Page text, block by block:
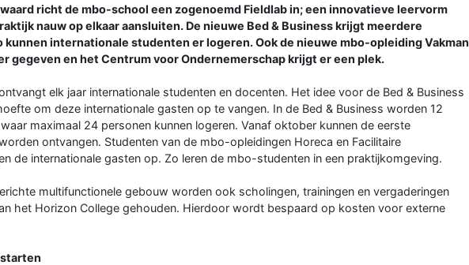
richt de mbo-school een zogenoemd Fieldlab in; een innovatieve leervorm
nauw op elkaar aansluiten. De nieuwe Bed & Business krijgt meerdere
internationale studenten er logeren. Ook de nieuwe mbo-opleiding Vakman
gegeven en het Centrum voor Ondernemerschap krijgt er een plek.
elk jaar internationale studenten en docenten. Het idee voor de Bed & Business
om deze internationale gasten op te vangen. In de Bed & Business worden 12
maximaal 24 personen kunnen logeren. Vanaf oktober kunnen de eerste
ontvangen. Studenten van de mbo-opleidingen Horeca en Facilitaire
de internationale gasten op. Zo leren de mbo-studenten in een praktijkomgeving.
multifunctionele gebouw worden ook scholingen, trainingen en vergaderingen
het Horizon College gehouden. Hierdoor wordt bespaard op kosten voor externe